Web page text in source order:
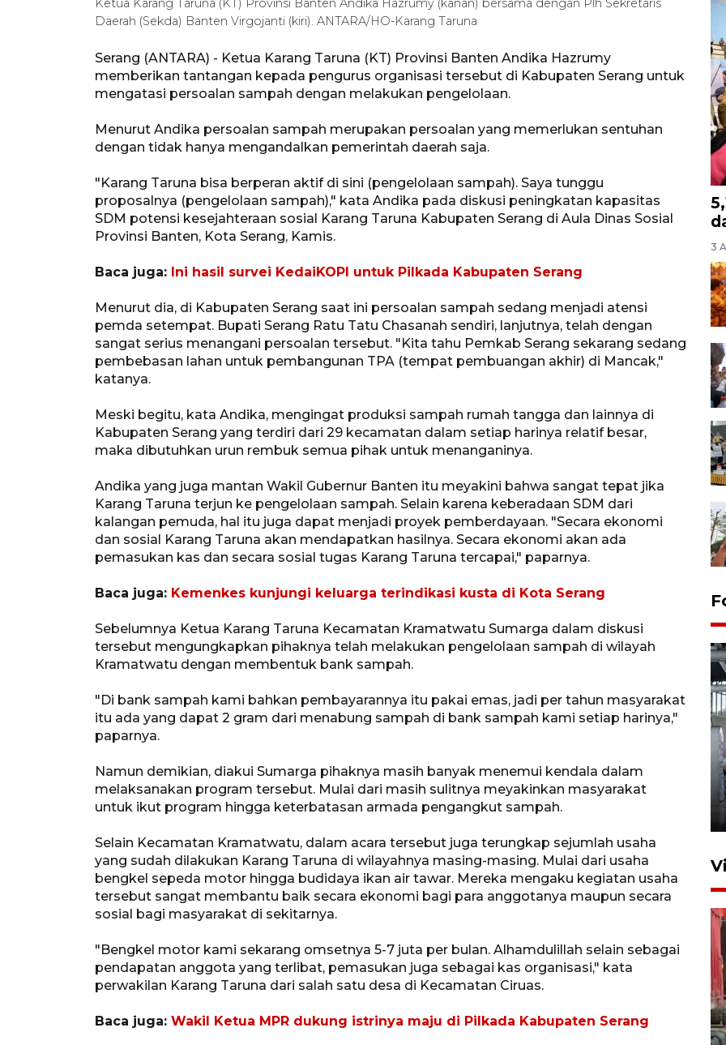
Ketua Karang Taruna (KT) Provinsi Banten Andika Hazrumy (kanan) bersama dengan Plh Sekretaris
Daerah (Sekda) Banten Virgojanti (kiri). ANTARA/HO-Karang Taruna
Serang (ANTARA) - Ketua Karang Taruna (KT) Provinsi Banten Andika Hazrumy
memberikan tantangan kepada pengurus organisasi tersebut di Kabupaten Serang untuk
mengatasi persoalan sampah dengan melakukan pengelolaan.
Menurut Andika persoalan sampah merupakan persoalan yang memerlukan sentuhan
dengan tidak hanya mengandalkan pemerintah daerah saja.
"Karang Taruna bisa berperan aktif di sini (pengelolaan sampah). Saya tunggu
proposalnya (pengelolaan sampah)," kata Andika pada diskusi peningkatan kapasitas
SDM potensi kesejahteraan sosial Karang Taruna Kabupaten Serang di Aula Dinas Sosial
Provinsi Banten, Kota Serang, Kamis.
Baca juga: Ini hasil survei KedaiKOPI untuk Pilkada Kabupaten Serang
Menurut dia, di Kabupaten Serang saat ini persoalan sampah sedang menjadi atensi
pemda setempat. Bupati Serang Ratu Tatu Chasanah sendiri, lanjutnya, telah dengan
sangat serius menangani persoalan tersebut. "Kita tahu Pemkab Serang sekarang sedang
pembebasan lahan untuk pembangunan TPA (tempat pembuangan akhir) di Mancak,"
katanya.
Meski begitu, kata Andika, mengingat produksi sampah rumah tangga dan lainnya di
Kabupaten Serang yang terdiri dari 29 kecamatan dalam setiap harinya relatif besar,
maka dibutuhkan urun rembuk semua pihak untuk menanganinya.
Andika yang juga mantan Wakil Gubernur Banten itu meyakini bahwa sangat tepat jika
Karang Taruna terjun ke pengelolaan sampah. Selain karena keberadaan SDM dari
kalangan pemuda, hal itu juga dapat menjadi proyek pemberdayaan. "Secara ekonomi
dan sosial Karang Taruna akan mendapatkan hasilnya. Secara ekonomi akan ada
pemasukan kas dan secara sosial tugas Karang Taruna tercapai," paparnya.
Baca juga: Kemenkes kunjungi keluarga terindikasi kusta di Kota Serang
Sebelumnya Ketua Karang Taruna Kecamatan Kramatwatu Sumarga dalam diskusi
tersebut mengungkapkan pihaknya telah melakukan pengelolaan sampah di wilayah
Kramatwatu dengan membentuk bank sampah.
"Di bank sampah kami bahkan pembayarannya itu pakai emas, jadi per tahun masyarakat
itu ada yang dapat 2 gram dari menabung sampah di bank sampah kami setiap harinya,"
paparnya.
Namun demikian, diakui Sumarga pihaknya masih banyak menemui kendala dalam
melaksanakan program tersebut. Mulai dari masih sulitnya meyakinkan masyarakat
untuk ikut program hingga keterbatasan armada pengangkut sampah.
Selain Kecamatan Kramatwatu, dalam acara tersebut juga terungkap sejumlah usaha
yang sudah dilakukan Karang Taruna di wilayahnya masing-masing. Mulai dari usaha
bengkel sepeda motor hingga budidaya ikan air tawar. Mereka mengaku kegiatan usaha
tersebut sangat membantu baik secara ekonomi bagi para anggotanya maupun secara
sosial bagi masyarakat di sekitarnya.
"Bengkel motor kami sekarang omsetnya 5-7 juta per bulan. Alhamdulillah selain sebagai
pendapatan anggota yang terlibat, pemasukan juga sebagai kas organisasi," kata
perwakilan Karang Taruna dari salah satu desa di Kecamatan Ciruas.
Baca juga: Wakil Ketua MPR dukung istrinya maju di Pilkada Kabupaten Serang
3
Kunjungan Lebaran di Rutan
Kelas IIB Serang
22 Maret 2026 21:26
Kunjungi Cilegon, China lirik